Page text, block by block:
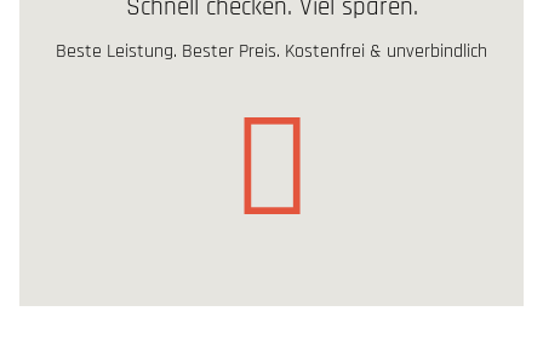
Schnell checken. Viel sparen.
Beste Leistung. Bester Preis. Kostenfrei & unverbindlich